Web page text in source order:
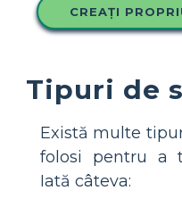
CREAȚI
Tipuri de
Există multe
folosi pentru a
Iată câteva: